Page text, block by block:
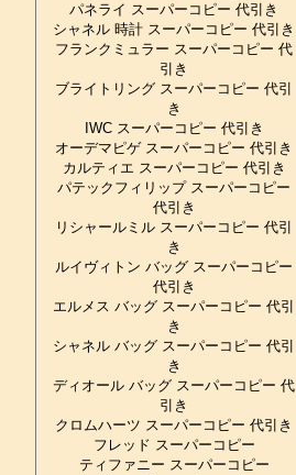
パネライ スーパーコピー 代引き
シャネル 時計 スーパーコピー 代引き
フランクミュラー スーパーコピー 代
引き
ブライトリング スーパーコピー 代引
き
IWC スーパーコピー 代引き
オーデマピゲ スーパーコピー 代引き
カルティエ スーパーコピー 代引き
パテックフィリップ スーパーコピー
代引き
リシャールミル スーパーコピー 代引
き
ルイヴィトン バッグ スーパーコピー
代引き
エルメス バッグ スーパーコピー 代引
き
シャネル バッグ スーパーコピー 代引
き
ディオール バッグ スーパーコピー 代
引き
クロムハーツ スーパーコピー 代引き
フレッド スーパーコピー
ティファニー スーパーコピー